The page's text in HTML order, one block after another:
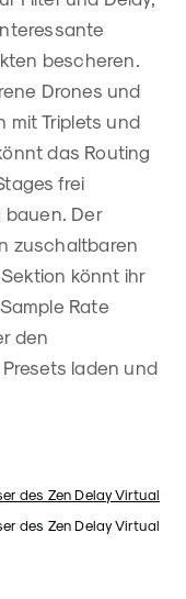
bescheren.
Drones und
mit Triplets und
das Routing
frei
bauen. Der
zuschaltbaren
könnt ihr
Rate
den
laden und
des Zen Delay Virtual